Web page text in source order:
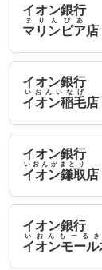
イオン銀行
マリンピア
まりんぴあ
店
イオン銀行
イオン稲毛
いおんいなげ
店
イオン銀行
イオン鎌取
いおんかまとり
店
イオン銀行
イオンモール
いおんもーる